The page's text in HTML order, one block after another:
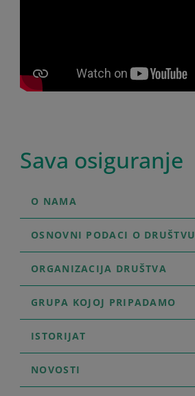
Sava osiguranje
O NAMA
OSNOVNI PODACI O DRUŠTVU
ORGANIZACIJA DRUŠTVA
GRUPA KOJOJ PRIPADAMO
ISTORIJAT
NOVOSTI